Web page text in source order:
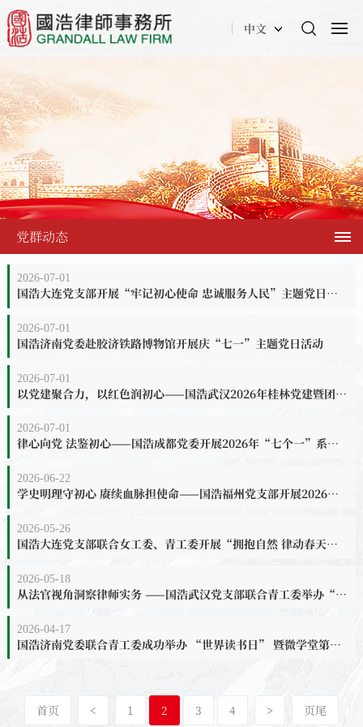
中文
党群动态
2026-07-01
国浩大连党支部开展“牢记初心使命 忠诚服务人民”主题党日活动
2026-07-01
国浩济南党委赴胶济铁路博物馆开展庆“七一”主题党日活动
2026-07-01
以党建聚合力，以红色润初心——国浩武汉2026年桂林党建暨团建活动圆满举行
2026-07-01
律心向党 法鉴初心——国浩成都党委开展2026年“七个一”系列活动喜迎七一
2026-06-22
学史明理守初心 赓续血脉担使命——国浩福州党支部开展2026年“有声有色”系列七一主题党日活动
2026-05-26
国浩大连党支部联合女工委、青工委开展“拥抱自然 律动春天”春季户外团建活动
2026-05-18
从法官视角洞察律师实务 ——国浩武汉党支部联合青工委举办“从法官思维到律师实务：思维衔接与实战运用”专题讲座
2026-04-17
国浩济南党委联合青工委成功举办 “世界读书日” 暨微学堂第八期读书分享会
首页 < 1 2 3 4 > 页尾